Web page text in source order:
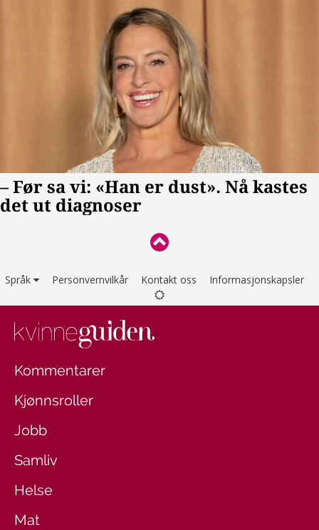
Språk Personvernvilkår Kontakt oss Informasjonskapsler
Kommentarer
Kjønnsroller
Jobb
Samliv
Helse
Mat